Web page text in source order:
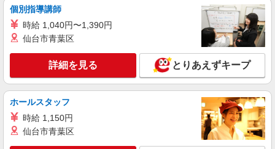
アルバイト
ジーユー
［アルバイト・準社員］時給1,300円〜（高校
生不可） 3か月ごとに昇給・昇格チャンスあり
キープ 詳細を見る
個別指導講師
時給 1,040円〜1,390円
仙台市青葉区
詳細を見る とりあえずキープ
ホールスタッフ
時給 1,150円
仙台市青葉区